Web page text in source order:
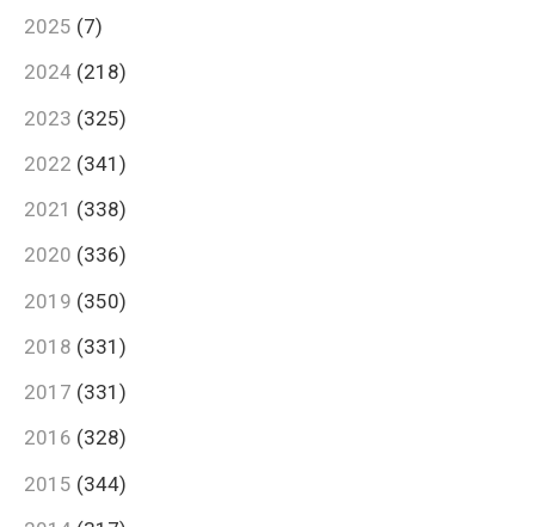
2025 (7)
2024 (218)
2023 (325)
2022 (341)
2021 (338)
2020 (336)
2019 (350)
2018 (331)
2017 (331)
2016 (328)
2015 (344)